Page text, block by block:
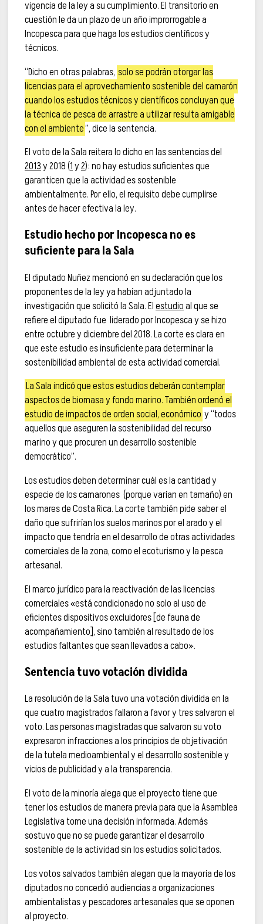
vigencia de la ley a su cumplimiento. El transitorio en
cuestión le da un plazo de un año improrrogable a
Incopesca para que haga los estudios científicos y
técnicos.
“Dicho en otras palabras, solo se podrán otorgar las
licencias para el aprovechamiento sostenible del camarón
cuando los estudios técnicos y científicos concluyan que
la técnica de pesca de arrastre a utilizar resulta amigable
con el ambiente”, dice la sentencia.
El voto de la Sala reitera lo dicho en las sentencias del
2013y 2018 (1y2): no hay estudios suficientes que
garanticen que la actividad es sostenible
ambientalmente. Por ello, el requisito debe cumplirse
antes de hacer efectiva la ley.
Estudio hecho por Incopesca no es
suficiente para la Sala
El diputado Nuñez mencionó en su declaración que los
proponentes de la ley ya habían adjuntado la
investigación que solicitó la Sala. Elestudioal que se
refiere el diputado fue liderado por Incopesca y se hizo
entre octubre y diciembre del 2018. La corte es clara en
que este estudio es insuficiente para determinar la
sostenibilidad ambiental de esta actividad comercial.
La Sala indicó que estos estudios deberán contemplar
aspectos de biomasa y fondo marino. También ordenó el
estudio de impactos de orden social, económico y “todos
aquellos que aseguren la sostenibilidad del recurso
marino y que procuren un desarrollo sostenible
democrático”.
Los estudios deben determinar cuál es la cantidad y
especie de los camarones (porque varían en tamaño) en
los mares de Costa Rica. La corte también pide saber el
daño que sufrirían los suelos marinos por el arado y el
impacto que tendría en el desarrollo de otras actividades
comerciales de la zona, como el ecoturismo y la pesca
artesanal.
El marco jurídico para la reactivación de las licencias
comerciales «está condicionado no solo al uso de
eficientes dispositivos excluidores [de fauna de
acompañamiento], sino también al resultado de los
estudios faltantes que sean llevados a cabo».
Sentencia tuvo votación dividida
La resolución de la Sala tuvo una votación dividida en la
que cuatro magistrados fallaron a favor y tres salvaron el
voto. Las personas magistradas que salvaron su voto
expresaron infracciones a los principios de objetivación
de la tutela medioambiental y el desarrollo sostenible y
vicios de publicidad y a la transparencia.
El voto de la minoría alega que el proyecto tiene que
tener los estudios de manera previa para que la Asamblea
Legislativa tome una decisión informada. Además
sostuvo que no se puede garantizar el desarrollo
sostenible de la actividad sin los estudios solicitados.
Los votos salvados también alegan que la mayoría de los
diputados no concedió audiencias a organizaciones
ambientalistas y pescadores artesanales que se oponen
al proyecto.